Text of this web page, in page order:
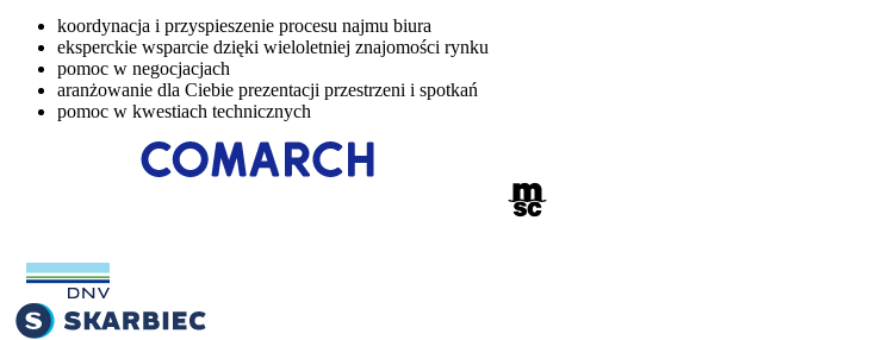
koordynacja i przyspieszenie procesu najmu biura
eksperckie wsparcie dzięki wieloletniej znajomości rynku
pomoc w negocjacjach
aranżowanie dla Ciebie prezentacji przestrzeni i spotkań
pomoc w kwestiach technicznych